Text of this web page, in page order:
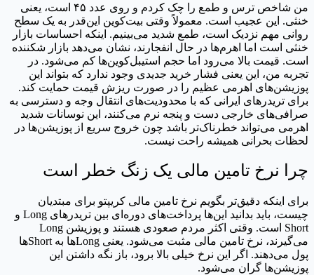
من شاخص ترس و طمع را چک کردم و روی عدد ۴۵ است، یعنی
خنثی. این عجیب است. معمولاً وقتی بیت‌کوین این‌قدر به یک سطح
روانی مهم نزدیک است، طمع شدید می‌بینیم. اینکه احساسات بازار
خنثی است اما اهرم‌ها در حال انفجارند، نشان می‌دهد بازار شکننده
است. قیمت بالا می‌رود اما حجم استیبل‌کوین‌ها کم می‌شود. در
تجربه من، این یعنی فشار خرید جدیدی وجود ندارد که بتواند این
پوزیشن‌های اهرمی عظیم را در صورت ریزش قیمت حمایت کند.
برای تریدرهای ایرانی که با محدودیت‌های انتقال وجه و دسترسی به
صرافی‌های خارجی دست و پنجه نرم می‌کنند، این نوسانات شدید
اهرمی می‌تواند خطرناک‌تر باشد چون خروج سریع از پوزیشن‌ها در
لحظات بحرانی همیشه راحت نیست.
چرا نرخ تامین مالی یک زنگ خطر است
برای اینکه دقیق‌تر بگویم نرخ تامین مالی کریپتو برای مبتدیان
چیست، باید بدانید این‌ها پرداخت‌های دوره‌ای بین تریدرهای Long و
Short است. وقتی اکثر مردم صعودی هستند و پوزیشن Long
می‌گیرند، نرخ تامین مالی مثبت می‌شود. یعنی Longها به Shortها
پول می‌دهند. اگر این نرخ خیلی بالا برود، باز نگه داشتن این
پوزیشن‌ها گران می‌شود.